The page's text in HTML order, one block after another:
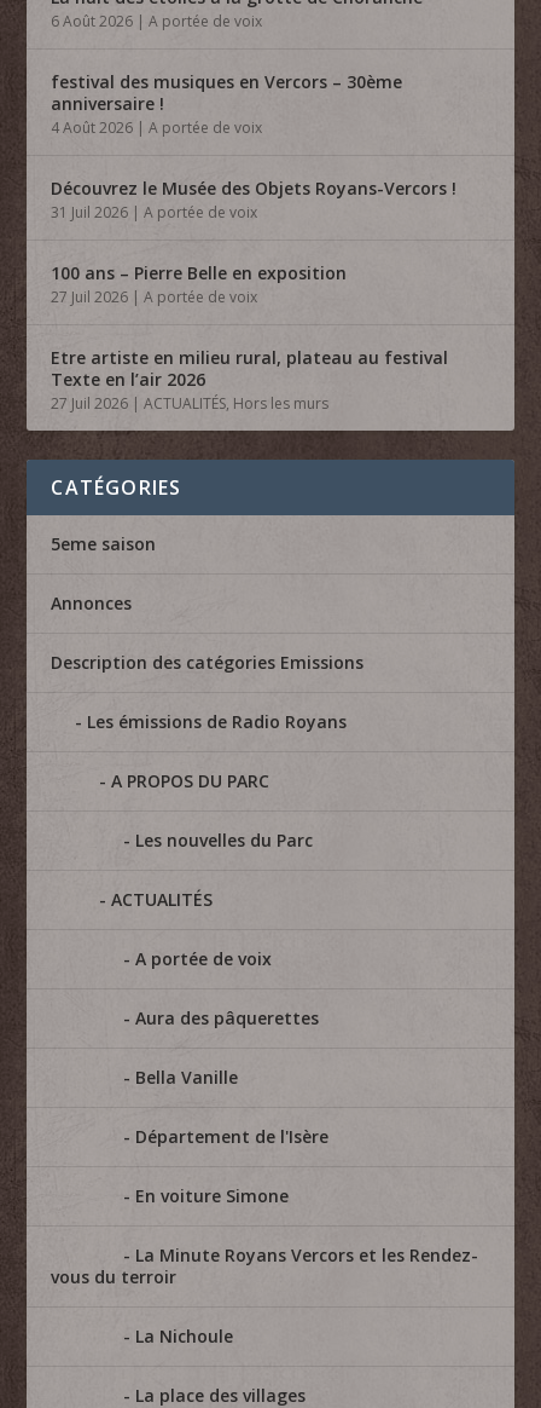
6 Août 2026 |A portée de voix
festival des musiques en Vercors – 30ème
anniversaire !
4 Août 2026 |A portée de voix
Découvrez le Musée des Objets Royans-Vercors !
31 Juil 2026 |A portée de voix
100 ans – Pierre Belle en exposition
27 Juil 2026 |A portée de voix
Etre artiste en milieu rural, plateau au festival
Texte en l’air 2026
27 Juil 2026 |ACTUALITÉS, Hors les murs
CATÉGORIES
5eme saison
Annonces
Description des catégories Emissions
Les émissions de Radio Royans
A PROPOS DU PARC
Les nouvelles du Parc
ACTUALITÉS
A portée de voix
Aura des pâquerettes
Bella Vanille
Département de l'Isère
En voiture Simone
La Minute Royans Vercors et les Rendez-
vous du terroir
La Nichoule
La place des villages